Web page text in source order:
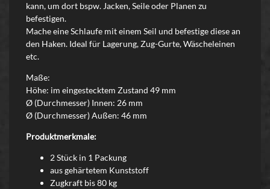
kann, um dort bspw. Jacken, Seile oder Planen zu
befestigen.
Mache eine Schlaufe mit einem Seil und befestige diese an
den Haken. Ideal für Lagerung, Zug-Gurte, Wäscheleinen
etc.
Maße:
Höhe: im eingestecktem Zustand 49 mm
Ø (Durchmesser) Innen: 26 mm
Ø (Durchmesser) Außen: 46 mm
Produktmerkmale:
2 Stück in 1 Packung
aus gehärtetem Kunststoff
Zugkraft bis 80 kg